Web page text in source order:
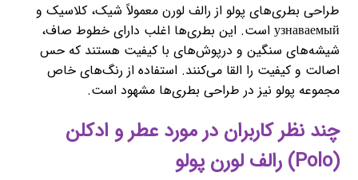
طراحی بطری‌های پولو از رالف لورن معمولاً شیک، کلاسیک و
узнаваемый است. این بطری‌ها اغلب دارای خطوط صاف،
شیشه‌های سنگین و درپوش‌های با کیفیت هستند که حس
اصالت و کیفیت را القا می‌کنند. استفاده از رنگ‌های خاص
مجموعه پولو نیز در طراحی بطری‌ها مشهود است.
چند نظر کاربران در مورد عطر و ادکلن
(Polo) رالف لورن پولو